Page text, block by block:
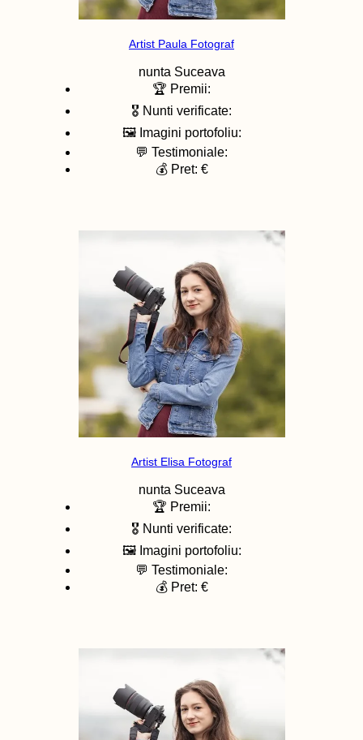
Artist Paula Fotograf
nunta Suceava
🏆 Premii:
🎖️ Nunti verificate:
🖼️ Imagini portofoliu:
💬 Testimoniale:
💰 Pret: €
Artist Elisa Fotograf
nunta Suceava
🏆 Premii:
🎖️ Nunti verificate:
🖼️ Imagini portofoliu:
💬 Testimoniale:
💰 Pret: €